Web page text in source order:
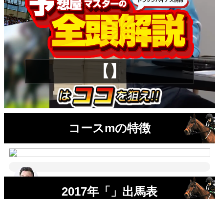
【】
コースmの特徴
2017年「」出馬表